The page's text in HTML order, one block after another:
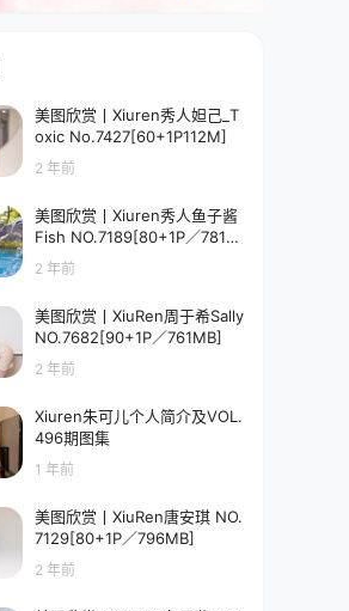
美图欣赏丨Xiuren秀人妲己_T
oxic No.7427[60+1P112M]
2 年前
美图欣赏丨Xiuren秀人鱼子酱
Fish NO.7189[80+1P／781M
2 年前
美图欣赏丨XiuRen周于希Sally
NO.7682[90+1P／761MB]
2 年前
Xiuren朱可儿个人简介及VOL.
496期图集
1 年前
美图欣赏丨XiuRen唐安琪 NO.
7129[80+1P／796MB]
2 年前